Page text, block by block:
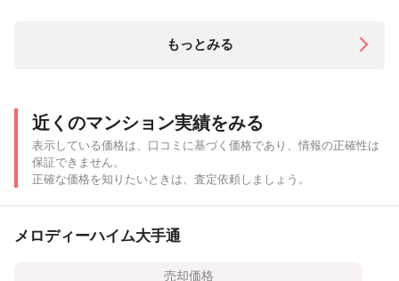
もっとみる
近くのマンション実績をみる
表示している価格は、口コミに基づく価格であり、情報の正確性は
保証できません。
正確な価格を知りたいときは、査定依頼しましょう。
メロディーハイム大手通
売却価格